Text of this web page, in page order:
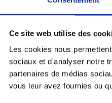
Ce site web utilise des
Les cookies nous
sociaux et d'analyser notre
partenaires de médias
vous leur avez fournies ou